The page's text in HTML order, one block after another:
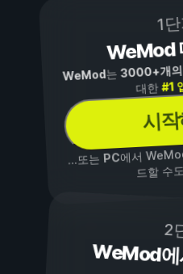
1
WeMod
WeMod는3000+개의
대한#1
시
...또는PC에서
드할 수
2
WeMod에